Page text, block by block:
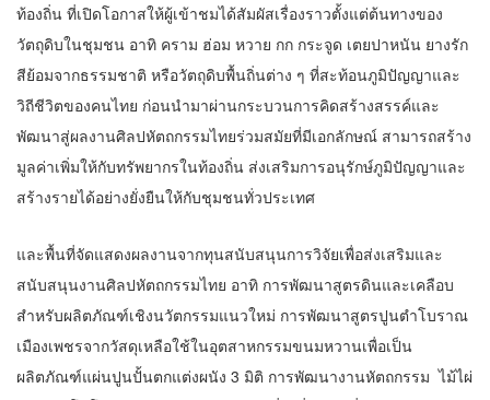
ท้องถิ่น ที่เปิดโอกาสให้ผู้เข้าชมได้สัมผัสเรื่องราวตั้งแต่ต้นทางของ
วัตถุดิบในชุมชน อาทิ คราม ฮ่อม หวาย กก กระจูด เตยปาหนัน ยางรัก
สีย้อมจากธรรมชาติ หรือวัตถุดิบพื้นถิ่นต่าง ๆ ที่สะท้อนภูมิปัญญาและ
วิถีชีวิตของคนไทย ก่อนนำมาผ่านกระบวนการคิดสร้างสรรค์และ
พัฒนาสู่ผลงานศิลปหัตถกรรมไทยร่วมสมัยที่มีเอกลักษณ์ สามารถสร้าง
มูลค่าเพิ่มให้กับทรัพยากรในท้องถิ่น ส่งเสริมการอนุรักษ์ภูมิปัญญาและ
สร้างรายได้อย่างยั่งยืนให้กับชุมชนทั่วประเทศ
และพื้นที่จัดแสดงผลงานจากทุนสนับสนุนการวิจัยเพื่อส่งเสริมและ
สนับสนุนงานศิลปหัตถกรรมไทย อาทิ การพัฒนาสูตรดินและเคลือบ
สำหรับผลิตภัณฑ์เชิงนวัตกรรมแนวใหม่ การพัฒนาสูตรปูนตำโบราณ
เมืองเพชรจากวัสดุเหลือใช้ในอุตสาหกรรมขนมหวานเพื่อเป็น
ผลิตภัณฑ์แผ่นปูนปั้นตกแต่งผนัง 3 มิติ การพัฒนางานหัตถกรรม ไม้ไผ่